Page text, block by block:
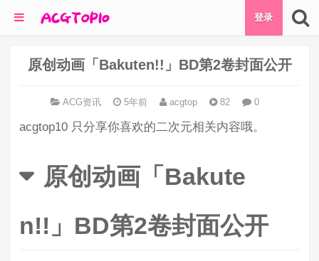
登录
原创动画「Bakuten!!」BD第2卷封面公开
ACG资讯 5年前 acgtop 82 0
acgtop10 只分享你喜欢的二次元相关内容哦。
原创动画「Bakute
n!!」BD第2卷封面公开